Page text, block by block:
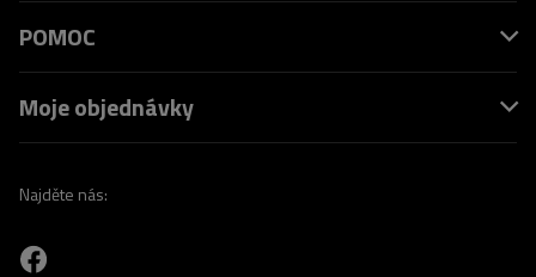
POMOC
Moje objednávky
Najděte nás: